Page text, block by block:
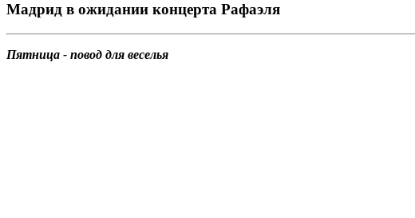
Мадрид в ожидании концерта Рафаэля
Пятница - повод для веселья